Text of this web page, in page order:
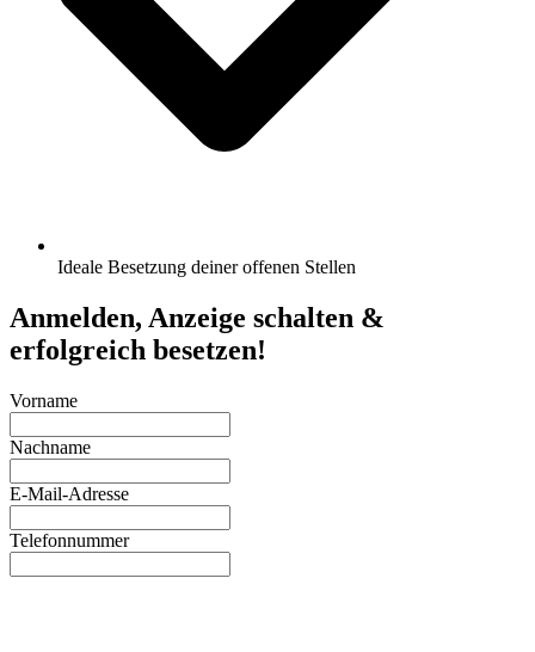
Ideale Besetzung deiner offenen Stellen
Anmelden, Anzeige schalten &
erfolgreich besetzen!
Vorname
Nachname
E-Mail-Adresse
Telefonnummer